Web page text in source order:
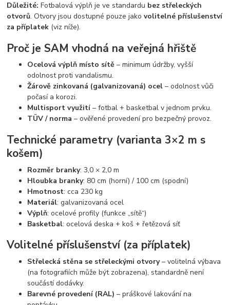
Důležité: Fotbalová výplň je ve standardu bez střeleckých
otvorů. Otvory jsou dostupné pouze jakovolitelné příslušenství
za příplatek (viz níže).
Proč je SAM vhodná na veřejná hřiště
Ocelová výplň místo sítě – minimum údržby, vyšší
odolnost proti vandalismu.
Žárově zinkovaná (galvanizovaná) ocel – odolnost vůči
počasí a korozi.
Multisport využití– fotbal + basketbal v jednom prvku.
TÜV / norma – ověřené provedení pro bezpečný provoz.
Technické parametry (varianta 3×2 m s
košem)
Rozměr branky: 3,0 × 2,0 m
Hloubka branky: 80 cm (horní) / 100 cm (spodní)
Hmotnost: cca 230 kg
Materiál: galvanizovaná ocel
Výplň: ocelové profily (funkce „sítě“)
Basketbal: ocelová deska + koš + řetězová síť
Volitelné příslušenství (za příplatek)
Střelecká stěna se střeleckými otvory– volitelná výbava
(na fotografiích může být zobrazena), standardně není
součástí dodávky.
Barevné provedení (RAL) – práškové lakování na